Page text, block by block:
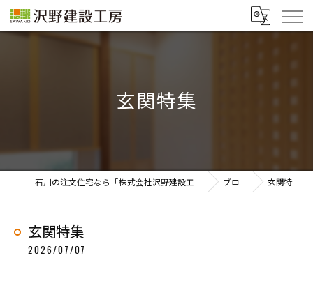
玄関特集
ブログ 玄関特集
玄関特集
2026/07/07